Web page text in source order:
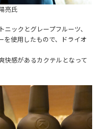
亮氏
ックとグレープフルーツ、
を使用したもので、ドライオ
快感があるカクテルとなって